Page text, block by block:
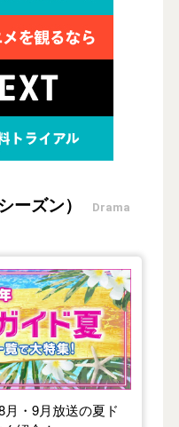
ーズン） Drama
イド
・9月放送の夏ド